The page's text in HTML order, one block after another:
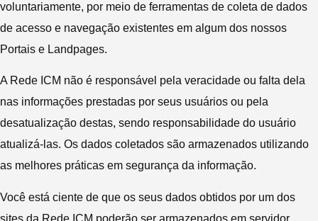
voluntariamente, por meio de ferramentas de coleta de dados
de acesso e navegação existentes em algum dos nossos
Portais e Landpages.
A Rede ICM não é responsável pela veracidade ou falta dela
nas informações prestadas por seus usuários ou pela
desatualização destas, sendo responsabilidade do usuário
atualizá-las. Os dados coletados são armazenados utilizando
as melhores práticas em segurança da informação.
Você está ciente de que os seus dados obtidos por um dos
sites da Rede ICM poderão ser armazenados em servidor